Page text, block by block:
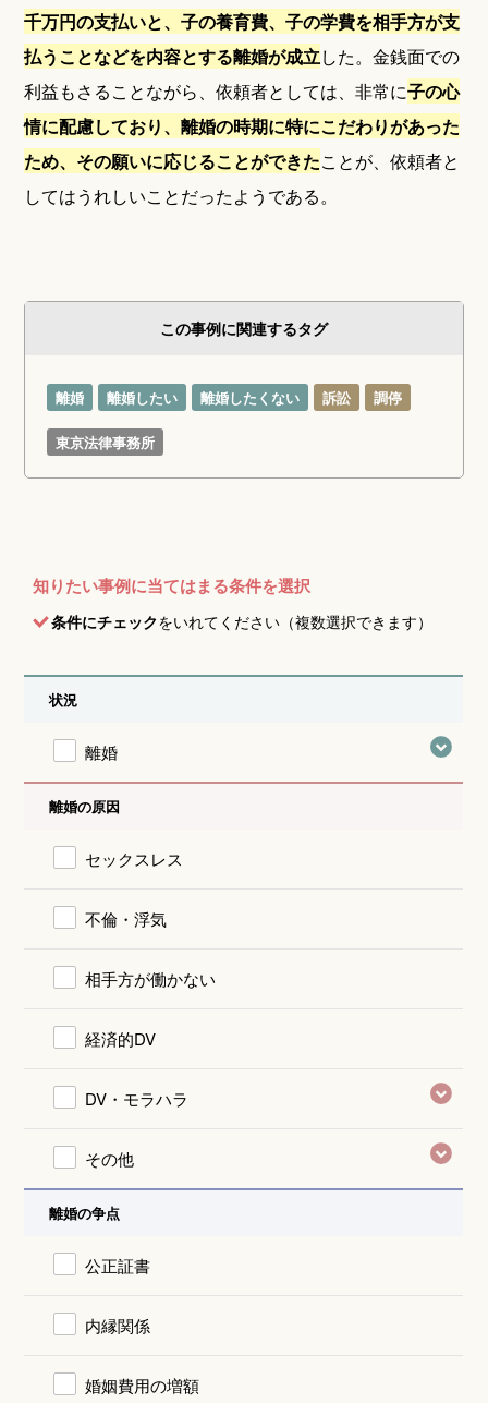
千万円の支払いと、子の養育費、子の学費を相手方が支
払うことなどを内容とする離婚が成立した。金銭面での
利益もさることながら、依頼者としては、非常に子の心
情に配慮しており、離婚の時期に特にこだわりがあった
ため、その願いに応じることができたことが、依頼者と
してはうれしいことだったようである。
この事例に関連するタグ
離婚 離婚したい 離婚したくない 訴訟 調停
東京法律事務所
知りたい事例に当てはまる条件を選択
条件にチェックをいれてください（複数選択できます）
状況
離婚
離婚の原因
セックスレス
不倫・浮気
相手方が働かない
経済的DV
DV・モラハラ
その他
離婚の争点
公正証書
内縁関係
婚姻費用の増額